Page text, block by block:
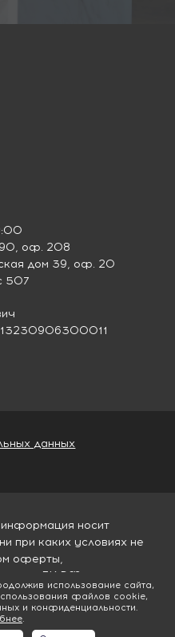
оф. 208
дом 39, оф. 20
507
данных
информация носит
при каких условиях не
оферты,
437 ГК РФ
использование сайта,
файлов cookie,
и конфиденциальности.
.